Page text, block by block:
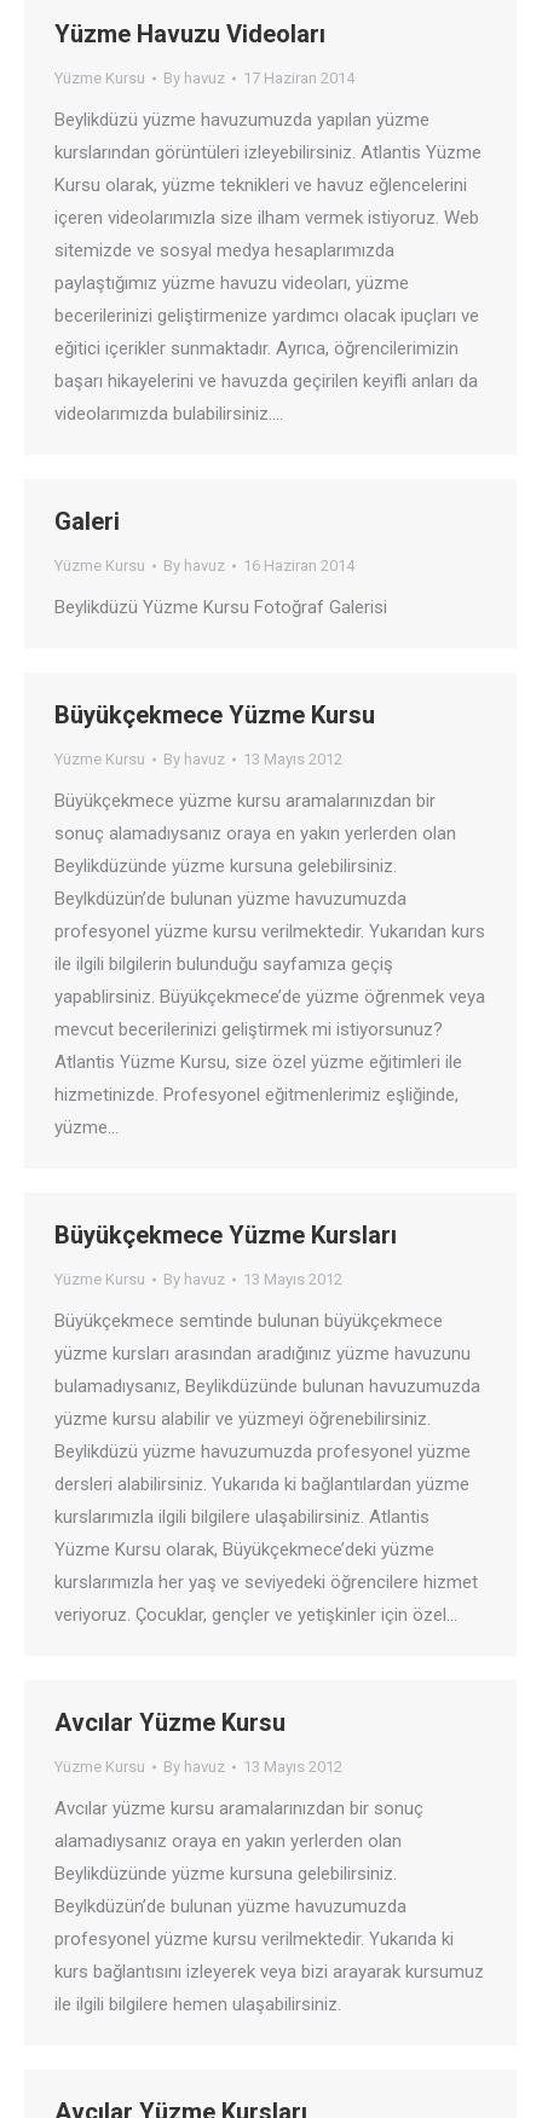
Yüzme Havuzu Videoları
Yüzme Kursu By havuz 17 Haziran 2014
Beylikdüzü yüzme havuzumuzda yapılan yüzme
kurslarından görüntüleri izleyebilirsiniz. Atlantis Yüzme
Kursu olarak, yüzme teknikleri ve havuz eğlencelerini
içeren videolarımızla size ilham vermek istiyoruz. Web
sitemizde ve sosyal medya hesaplarımızda
paylaştığımız yüzme havuzu videoları, yüzme
becerilerinizi geliştirmenize yardımcı olacak ipuçları ve
eğitici içerikler sunmaktadır. Ayrıca, öğrencilerimizin
başarı hikayelerini ve havuzda geçirilen keyifli anları da
videolarımızda bulabilirsiniz.…
Galeri
Yüzme Kursu By havuz 16 Haziran 2014
Beylikdüzü Yüzme Kursu Fotoğraf Galerisi
Büyükçekmece Yüzme Kursu
Yüzme Kursu By havuz 13 Mayıs 2012
Büyükçekmece yüzme kursu aramalarınızdan bir
sonuç alamadıysanız oraya en yakın yerlerden olan
Beylikdüzünde yüzme kursuna gelebilirsiniz.
Beylkdüzün’de bulunan yüzme havuzumuzda
profesyonel yüzme kursu verilmektedir. Yukarıdan kurs
ile ilgili bilgilerin bulunduğu sayfamıza geçiş
yapablirsiniz. Büyükçekmece’de yüzme öğrenmek veya
mevcut becerilerinizi geliştirmek mi istiyorsunuz?
Atlantis Yüzme Kursu, size özel yüzme eğitimleri ile
hizmetinizde. Profesyonel eğitmenlerimiz eşliğinde,
yüzme…
Büyükçekmece Yüzme Kursları
Yüzme Kursu By havuz 13 Mayıs 2012
Büyükçekmece semtinde bulunan büyükçekmece
yüzme kursları arasından aradığınız yüzme havuzunu
bulamadıysanız, Beylikdüzünde bulunan havuzumuzda
yüzme kursu alabilir ve yüzmeyi öğrenebilirsiniz.
Beylikdüzü yüzme havuzumuzda profesyonel yüzme
dersleri alabilirsiniz. Yukarıda ki bağlantılardan yüzme
kurslarımızla ilgili bilgilere ulaşabilirsiniz. Atlantis
Yüzme Kursu olarak, Büyükçekmece’deki yüzme
kurslarımızla her yaş ve seviyedeki öğrencilere hizmet
veriyoruz. Çocuklar, gençler ve yetişkinler için özel…
Avcılar Yüzme Kursu
Yüzme Kursu By havuz 13 Mayıs 2012
Avcılar yüzme kursu aramalarınızdan bir sonuç
alamadıysanız oraya en yakın yerlerden olan
Beylikdüzünde yüzme kursuna gelebilirsiniz.
Beylkdüzün’de bulunan yüzme havuzumuzda
profesyonel yüzme kursu verilmektedir. Yukarıda ki
kurs bağlantısını izleyerek veya bizi arayarak kursumuz
ile ilgili bilgilere hemen ulaşabilirsiniz.
Avcılar Yüzme Kursları